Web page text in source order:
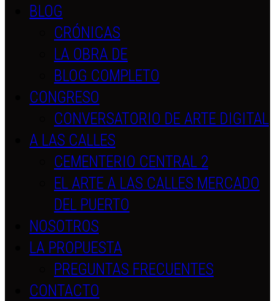
BLOG
CRÓNICAS
LA OBRA DE
BLOG COMPLETO
CONGRESO
CONVERSATORIO DE ARTE DIGITAL
A LAS CALLES
CEMENTERIO CENTRAL 2
EL ARTE A LAS CALLES MERCADO
DEL PUERTO
NOSOTROS
LA PROPUESTA
PREGUNTAS FRECUENTES
CONTACTO